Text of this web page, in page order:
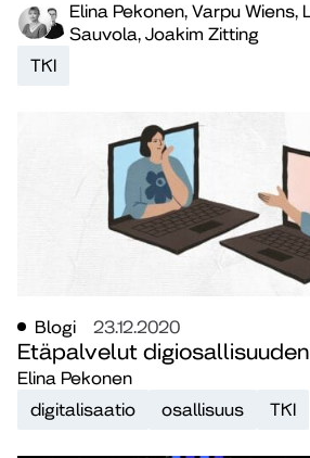
Elina Pekonen, Varpu Wiens,
Sauvola, Joakim Zitting
TKI
Blogi 23.12.2020
Etäpalvelut
Elina Pekonen
digitalisaatio
osallisuus TKI